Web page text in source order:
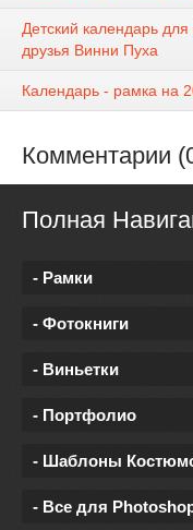
Детский календарь
друзья Винни Пуха
Календарь - рамка на
Комментарии
Полная
- Рамки
- Фотокниги
- Виньетки
- Портфолио
- Шаблоны
- Все для